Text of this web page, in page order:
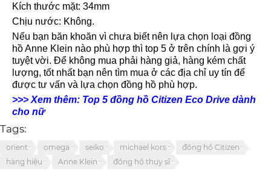
Kích thước mặt: 34mm
Chịu nước: Không.
Nếu bạn băn khoăn vì chưa biết nên lựa chọn loại đồng
hồ Anne Klein nào phù hợp thì top 5 ở trên chính là gợi ý
tuyệt vời. Để không mua phải hàng giả, hàng kém chất
lượng, tốt nhất bạn nên tìm mua ở các địa chỉ uy tín để
được tư vấn và lựa chọn đồng hồ phù hợp.
>>> Xem thêm: Top 5 đồng hồ Citizen Eco Drive dành
cho nữ
Tags:
orient omega seiko michael kors
đồng hồ Citizen
hàng hiệu
Anne Klein đồng hồ thụy sĩ